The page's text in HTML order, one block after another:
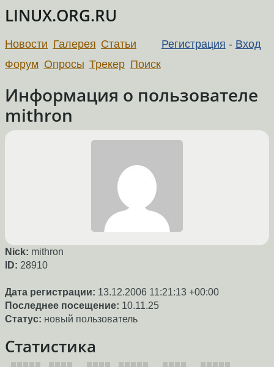
LINUX.ORG.RU
Регистрация - Вход
Новости Галерея Статьи
Форум Опросы Трекер Поиск
Информация о пользователе
mithron
Nick: mithron
ID: 28910
Дата регистрации: 13.12.2006 11:21:13 +00:00
Последнее посещение: 10.11.25
Статус: новый пользователь
Статистика